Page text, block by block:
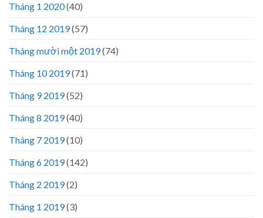
Tháng 1 2020(40)
Tháng 12 2019(57)
Tháng mười một 2019(74)
Tháng 10 2019(71)
Tháng 9 2019(52)
Tháng 8 2019(40)
Tháng 7 2019(10)
Tháng 6 2019(142)
Tháng 2 2019(2)
Tháng 1 2019(3)